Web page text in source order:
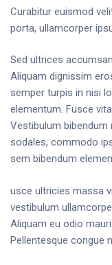
Curabitur euismod
porta, ullamcorper
Sed ultrices
Aliquam dignissim
semper turpis in nisi
elementum. Fusce
Vestibulum bibendum
sodales, commodo
sem bibendum
usce ultricies massa
vestibulum
Aliquam eu odio
Pellentesque congue